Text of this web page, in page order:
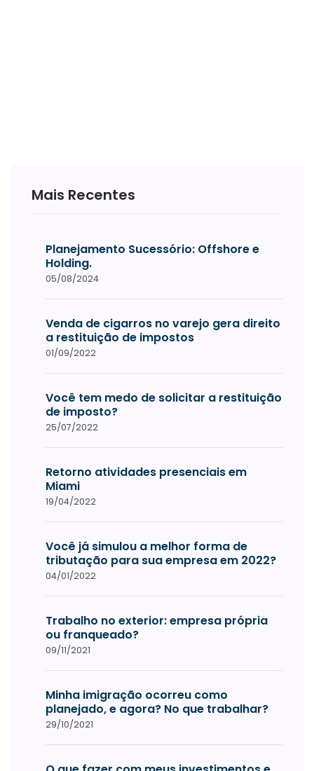
Mais Recentes
Planejamento Sucessório: Offshore e
Holding.
05/08/2024
Venda de cigarros no varejo gera direito
a restituição de impostos
01/09/2022
Você tem medo de solicitar a restituição
de imposto?
25/07/2022
Retorno atividades presenciais em
Miami
19/04/2022
Você já simulou a melhor forma de
tributação para sua empresa em 2022?
04/01/2022
Trabalho no exterior: empresa própria
ou franqueado?
09/11/2021
Minha imigração ocorreu como
planejado, e agora? No que trabalhar?
29/10/2021